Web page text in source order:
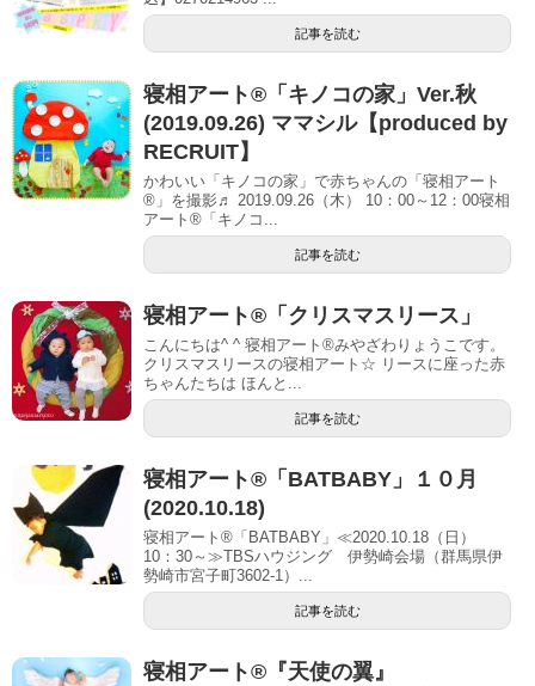
記事を読む
寝相アート®「キノコの家」Ver.秋
(2019.09.26) ママシル【produced by
RECRUIT】
かわいい「キノコの家」で赤ちゃんの「寝相アート
®」を撮影♬ 2019.09.26（木） 10：00～12：00寝相
アート®「キノコ...
記事を読む
寝相アート®︎「クリスマスリース」
こんにちは^ ^ 寝相アート®︎みやざわりょうこです。
クリスマスリースの寝相アート☆ リースに座った赤
ちゃんたちは ほんと...
記事を読む
寝相アート®「BATBABY」１０月
(2020.10.18)
寝相アート®「BATBABY」≪2020.10.18（日）
10：30～≫TBSハウジング 伊勢崎会場（群馬県伊
勢崎市宮子町3602-1）...
記事を読む
寝相アート®︎『天使の翼』